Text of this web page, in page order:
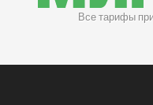
Все тарифы